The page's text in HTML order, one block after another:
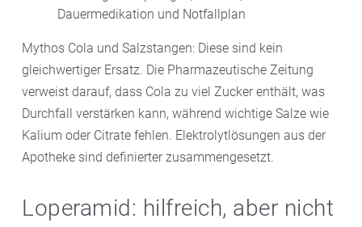
Dauermedikation und Notfallplan
Mythos Cola und Salzstangen: Diese sind kein
gleichwertiger Ersatz. Die Pharmazeutische Zeitung
verweist darauf, dass Cola zu viel Zucker enthält, was
Durchfall verstärken kann, während wichtige Salze wie
Kalium oder Citrate fehlen. Elektrolytlösungen aus der
Apotheke sind definierter zusammengesetzt.
Loperamid: hilfreich, aber nicht